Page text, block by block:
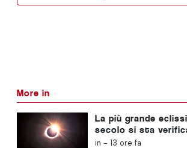
More in
La più grande
secolo si sta
Portogallo
in - 13 ore fa